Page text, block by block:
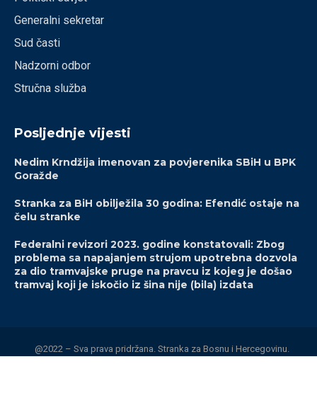
Generalni sekretar
Sud časti
Nadzorni odbor
Stručna služba
Posljednje vijesti
Nedim Krndžija imenovan za povjerenika SBiH u BPK
Goražde
Stranka za BiH obilježila 30 godina: Efendić ostaje na
čelu stranke
Federalni revizori 2023. godine konstatovali: Zbog
problema sa napajanjem strujom upotrebna dozvola
za dio tramvajske pruge na pravcu iz kojeg je došao
tramvaj koji je iskočio iz šina nije (bila) izdata
@2022 – Sva prava pridržana. Stranka za Bosnu i Hercegovinu.